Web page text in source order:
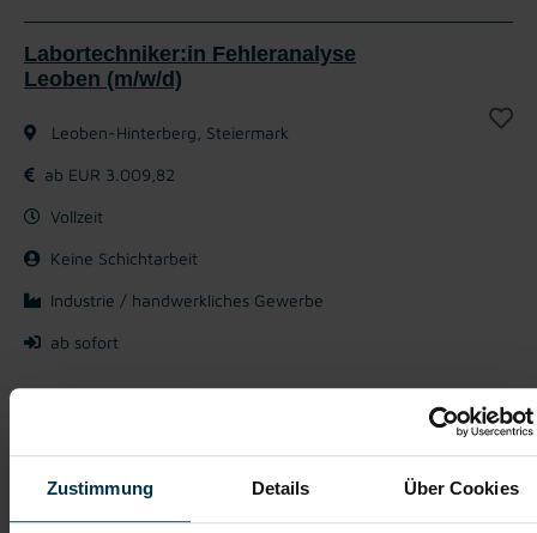
Zustimmung Details Über Cookies
Labortechniker:in Fehleranalyse
Leoben (m/w/d)
Leoben-Hinterberg, Steiermark
ab EUR 3.009,82
Vollzeit
Keine Schichtarbeit
Industrie / handwerkliches Gewerbe
ab sofort
Präparation von Proben für physikalische Messungen
Bewertung und Dokumentation der Prüfergebnisse und
Messdaten
Kalibrierung und Wartung der Laborgeräte